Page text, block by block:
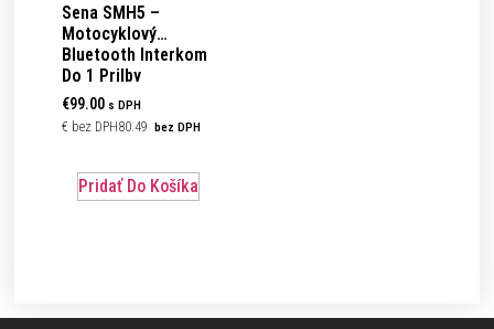
Sena SMH5 –
Motocyklový
Bluetooth Interkom
Do 1 Prilby
€99.00 s DPH
€ 80.49 bez DPH
Pridať Do Košíka